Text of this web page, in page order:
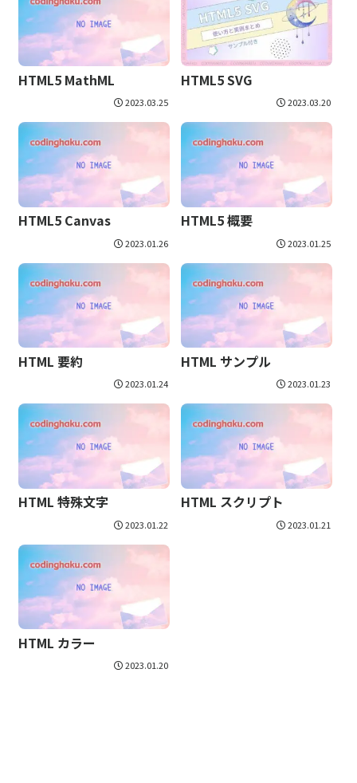
HTML5 MathML
2023.03.25
HTML5 SVG
2023.03.20
HTML5 Canvas
2023.01.26
HTML5 概要
2023.01.25
HTML 要約
2023.01.24
HTML サンプル
2023.01.23
HTML 特殊文字
2023.01.22
HTML スクリプト
2023.01.21
HTML カラー
2023.01.20